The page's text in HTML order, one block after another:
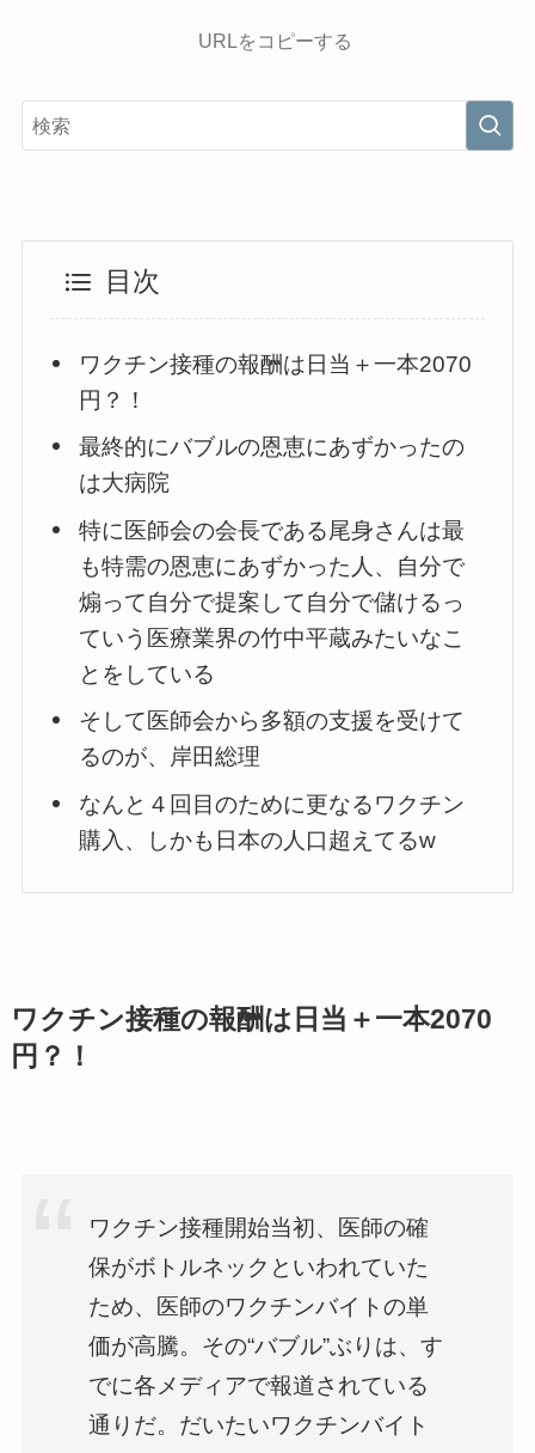
URLをコピーする
目次
ワクチン接種の報酬は日当＋一本2070
円？！
最終的にバブルの恩恵にあずかったの
は大病院
特に医師会の会長である尾身さんは最
も特需の恩恵にあずかった人、自分で
煽って自分で提案して自分で儲けるっ
ていう医療業界の竹中平蔵みたいなこ
とをしている
そして医師会から多額の支援を受けて
るのが、岸田総理
なんと４回目のために更なるワクチン
購入、しかも日本の人口超えてるw
ワクチン接種の報酬は日当＋一本2070
円？！
ワクチン接種開始当初、医師の確
保がボトルネックといわれていた
ため、医師のワクチンバイトの単
価が高騰。その“バブル”ぶりは、す
でに各メディアで報道されている
通りだ。だいたいワクチンバイト